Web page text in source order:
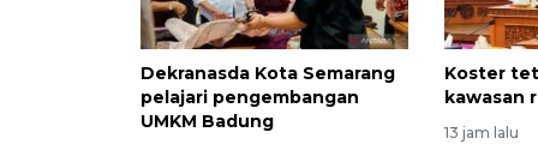
Dekranasda Kota Semarang
pelajari pengembangan
UMKM Badung
Koster
kawasan
13 jam lalu